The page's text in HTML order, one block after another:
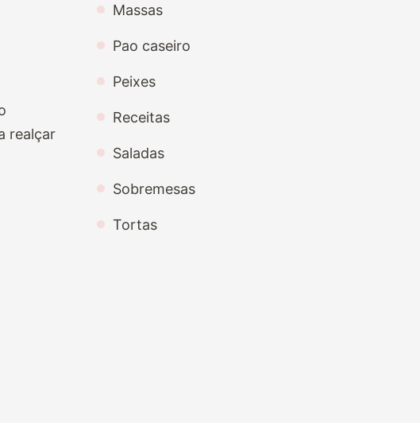
realçar
Massas
Pao caseiro
Peixes
Receitas
Saladas
Sobremesas
Tortas